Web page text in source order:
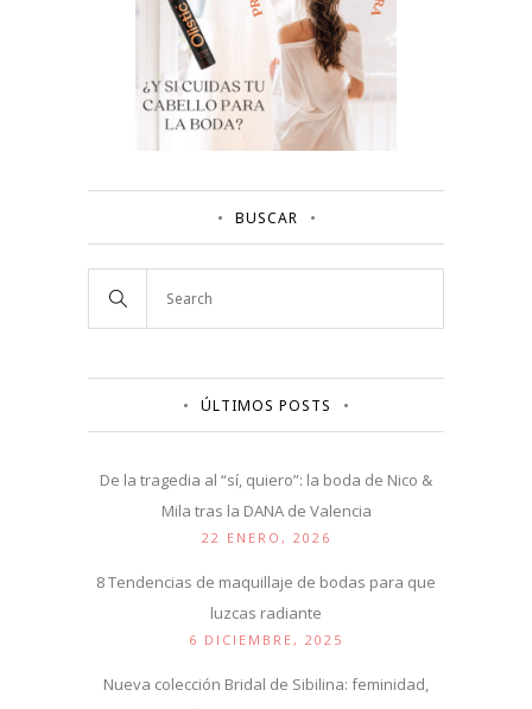
BUSCAR
ÚLTIMOS POSTS
De la tragedia al “sí, quiero”: la boda de Nico &
Mila tras la DANA de Valencia
22 ENERO, 2026
8 Tendencias de maquillaje de bodas para que
luzcas radiante
6 DICIEMBRE, 2025
Nueva colección Bridal de Sibilina: feminidad,